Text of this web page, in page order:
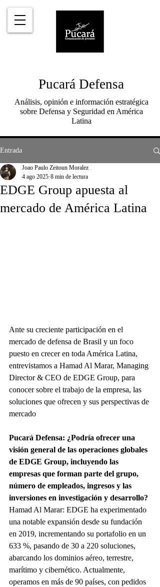
Pucará Defensa
Análisis, opinión e información estratégica
sobre Defensa y Seguridad en América
Latina
Entrada
EDGE Group apuesta al
mercado de América Latina
Joao Paulo Zeitoun Moralez
4 ago 2025 8 min de lectura
Ante su creciente participación en el
mercado de defensa de Brasil y un foco
puesto en crecer en toda América Latina,
entrevistamos a Hamad Al Marar, Managing
Director & CEO de EDGE Group, para
conocer sobre el trabajo de la empresa, las
soluciones que ofrecen y sus perspectivas de
mercado
Pucará Defensa: ¿Podría ofrecer una
visión general de las operaciones globales
de EDGE Group, incluyendo las
empresas que forman parte del grupo,
número de empleados, ingresos y las
inversiones en investigación y desarrollo?
Hamad Al Marar: EDGE ha experimentado
una notable expansión desde su fundación
en 2019, incrementando su portafolio en un
633 %, pasando de 30 a 220 soluciones,
abarcando los dominios aéreo, terrestre,
marítimo y cibernético. Actualmente,
operamos en más de 90 países, con pedidos